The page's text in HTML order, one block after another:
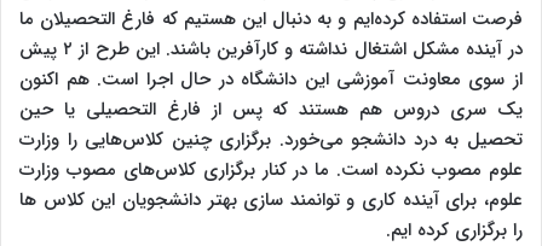
فرصت استفاده کرده‌ایم و به دنبال این هستیم که فارغ التحصیلان ما
در آینده مشکل اشتغال نداشته و کارآفرین باشند. این طرح از ۲ پیش
از سوی معاونت آموزشی این دانشگاه در حال اجرا است. هم اکنون
یک سری دروس هم هستند که پس از فارغ التحصیلی یا حین
تحصیل به درد دانشجو می‌خورد. برگزاری چنین کلاس‌هایی را وزارت
علوم مصوب نکرده است. ما در کنار برگزاری کلاس‌های مصوب وزارت
علوم، برای آینده کاری و توانمند سازی بهتر دانشجویان این کلاس ها
را برگزاری کرده ایم.